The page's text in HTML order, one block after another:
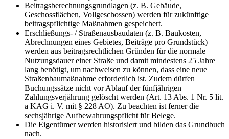
Beitragsberechnungsgrundlagen (z. B. Gebäude,
Geschossflächen, Vollgeschossen) werden für zukünftige
beitragspflichtige Maßnahmen gespeichert.
Erschließungs- / Straßenausbaudaten (z. B. Baukosten,
Abrechnungen eines Gebietes, Beiträge pro Grundstück)
werden aus beitragsrechtlichen Gründen für die normale
Nutzungsdauer einer Straße und damit mindestens 25 Jahre
lang benötigt, um nachweisen zu können, dass eine neue
Straßenbaumaßnahme erforderlich ist. Zudem dürfen
Buchungssätze nicht vor Ablauf der fünfjährigen
Zahlungsverjährung gelöscht werden (Art. 13 Abs. 1 Nr. 5 lit.
a KAG i. V. mit § 228 AO). Zu beachten ist ferner die
sechsjährige Aufbewahrungspflicht für Belege.
Die Eigentümer werden historisiert und bilden das Grundbuch
nach.